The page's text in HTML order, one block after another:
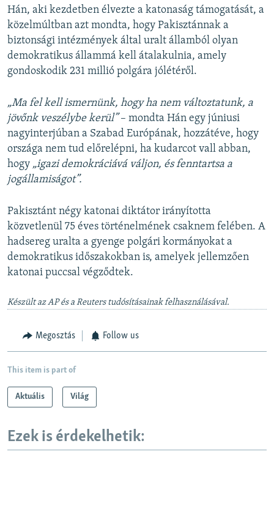
Hán, aki kezdetben élvezte a katonaság támogatását, a
közelmúltban azt mondta, hogy Pakisztánnak a
biztonsági intézmények által uralt államból olyan
demokratikus állammá kell átalakulnia, amely
gondoskodik 231 millió polgára jólétéről.
„Ma fel kell ismernünk, hogy ha nem változtatunk, a
jövőnk veszélybe kerül”– mondta Hán egy júniusi
nagyinterjúban a Szabad Európának, hozzátéve, hogy
országa nem tud előrelépni, ha kudarcot vall abban,
hogy „igazi demokráciává váljon, és fenntartsa a
jogállamiságot”.
Pakisztánt négy katonai diktátor irányította
közvetlenül 75 éves történelmének csaknem felében. A
hadsereg uralta a gyenge polgári kormányokat a
demokratikus időszakokban is, amelyek jellemzően
katonai puccsal végződtek.
Készült az AP és a Reuters tudósításainak felhasználásával.
Megosztás Follow us
This item is part of
Aktuális Világ
Ezek is érdekelhetik: